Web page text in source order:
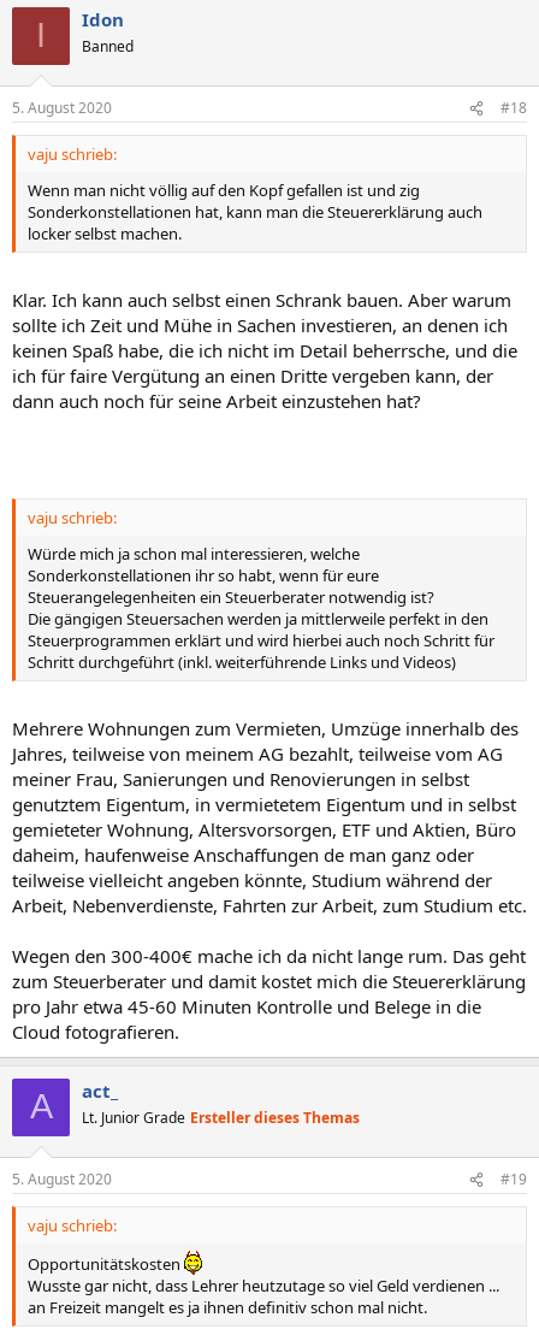
I Idon
Banned
5. August 2020 #18
vaju schrieb:
Wenn man nicht völlig auf den Kopf gefallen ist und zig
Sonderkonstellationen hat, kann man die Steuererklärung auch
locker selbst machen.
Klar. Ich kann auch selbst einen Schrank bauen. Aber warum
sollte ich Zeit und Mühe in Sachen investieren, an denen ich
keinen Spaß habe, die ich nicht im Detail beherrsche, und die
ich für faire Vergütung an einen Dritte vergeben kann, der
dann auch noch für seine Arbeit einzustehen hat?
vaju schrieb:
Würde mich ja schon mal interessieren, welche
Sonderkonstellationen ihr so habt, wenn für eure
Steuerangelegenheiten ein Steuerberater notwendig ist?
Die gängigen Steuersachen werden ja mittlerweile perfekt in den
Steuerprogrammen erklärt und wird hierbei auch noch Schritt für
Schritt durchgeführt (inkl. weiterführende Links und Videos)
Mehrere Wohnungen zum Vermieten, Umzüge innerhalb des
Jahres, teilweise von meinem AG bezahlt, teilweise vom AG
meiner Frau, Sanierungen und Renovierungen in selbst
genutztem Eigentum, in vermietetem Eigentum und in selbst
gemieteter Wohnung, Altersvorsorgen, ETF und Aktien, Büro
daheim, haufenweise Anschaffungen de man ganz oder
teilweise vielleicht angeben könnte, Studium während der
Arbeit, Nebenverdienste, Fahrten zur Arbeit, zum Studium etc.
Wegen den 300-400€ mache ich da nicht lange rum. Das geht
zum Steuerberater und damit kostet mich die Steuererklärung
pro Jahr etwa 45-60 Minuten Kontrolle und Belege in die
Cloud fotografieren.
A act_
Lt. Junior Grade Ersteller dieses Themas
5. August 2020 #19
vaju schrieb:
Opportunitätskosten
Wusste gar nicht, dass Lehrer heutzutage so viel Geld verdienen ...
an Freizeit mangelt es ja ihnen definitiv schon mal nicht.